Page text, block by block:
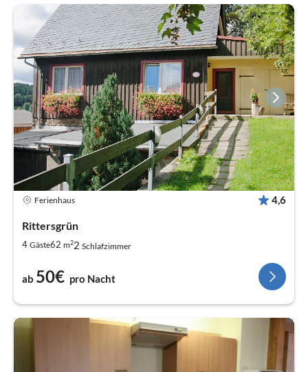
Ferienhaus 4,6
Rittersgrün
4 Gäste62 m22 Schlafzimmer
ab 50€ pro Nacht